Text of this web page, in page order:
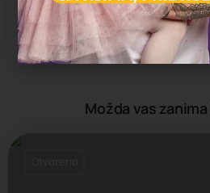
Rukomet
Možda vas